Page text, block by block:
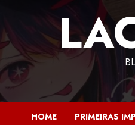
HOME PRIMEIRAS